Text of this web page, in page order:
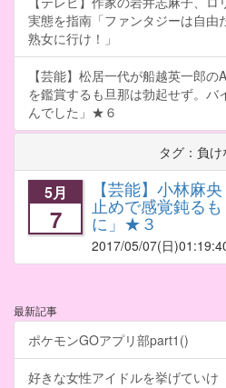
実態を指南「ファンタジーは自由
熟女に行け！」
【芸能】松居一代が船越英一郎
を鑑賞するも旦那は勃起せず。バ
んでした」★６
タグ：負
5月
7
【芸能】小林麻
止めで感覚鈍る
に」★３
2017/05/07(日
最新記事
ポケモンGOアプリ部part1()
好きな女性アイドルを挙げていけ